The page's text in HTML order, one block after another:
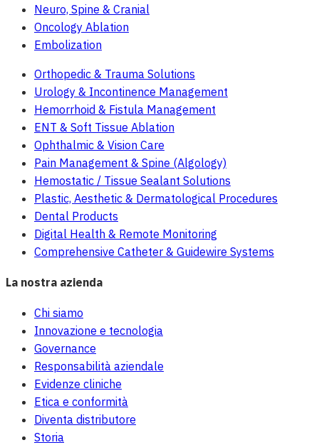
Neuro, Spine & Cranial
Oncology Ablation
Embolization
Orthopedic & Trauma Solutions
Urology & Incontinence Management
Hemorrhoid & Fistula Management
ENT & Soft Tissue Ablation
Ophthalmic & Vision Care
Pain Management & Spine (Algology)
Hemostatic / Tissue Sealant Solutions
Plastic, Aesthetic & Dermatological Procedures
Dental Products
Digital Health & Remote Monitoring
Comprehensive Catheter & Guidewire Systems
La nostra azienda
Chi siamo
Innovazione e tecnologia
Governance
Responsabilità aziendale
Evidenze cliniche
Etica e conformità
Diventa distributore
Storia